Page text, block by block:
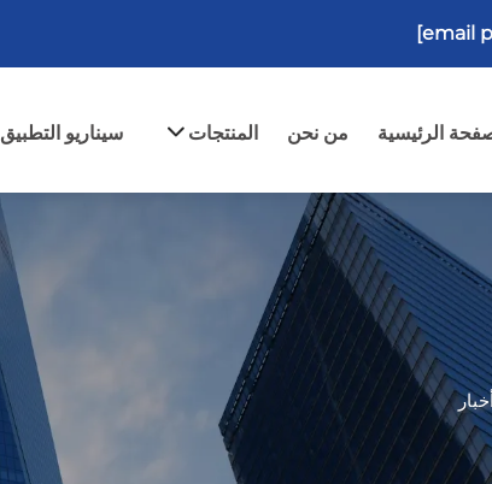
الرئيسية من نحن المنتجات سيناريو التطبيق